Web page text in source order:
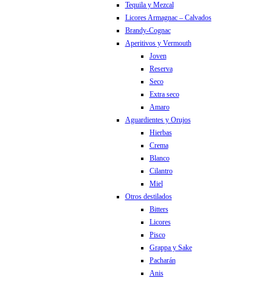
Tequila y Mezcal
Licores Armagnac – Calvados
Brandy-Cognac
Aperitivos y Vermouth
Joven
Reserva
Seco
Extra seco
Amaro
Aguardientes y Orujos
Hierbas
Crema
Blanco
Cilantro
Miel
Otros destilados
Bitters
Licores
Pisco
Grappa y Sake
Pacharán
Anis